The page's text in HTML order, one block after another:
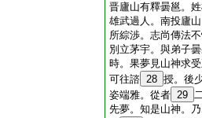
晋廬山有釋曇邕。
雄武過人。南投廬
所綜渉。志尚傳法
別立茅宇。與弟子
時。果夢見山神求
可往諮 28 授。後
姿端雅。從者 29
先夢。知是山神。